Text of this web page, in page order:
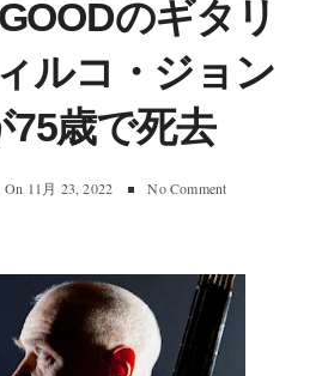
のギタリ
ルコ・ジョン
75歳で死去
On 11月 23, 2022 No Comment